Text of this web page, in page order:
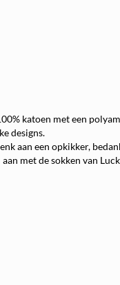
katoen met een
designs.
aan een opkikker,
met de sokken van